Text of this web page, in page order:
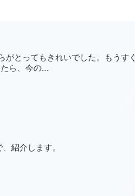
ってもきれいでした。もうす
ら、今の...
紹介します。